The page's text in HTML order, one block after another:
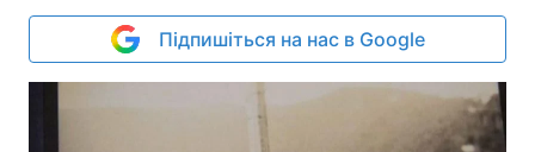
Підпишіться на нас в Google